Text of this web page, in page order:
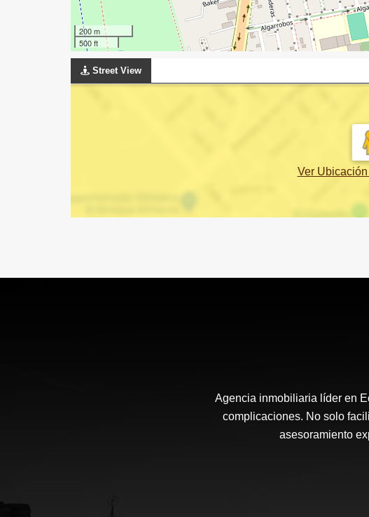
200 m
500 ft
Street View
Ver Ubicación
Agencia inmobiliaria líder en
complicaciones. No solo
asesoramiento